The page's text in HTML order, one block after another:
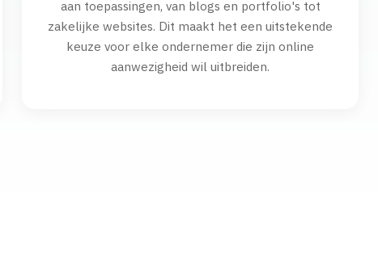
aan toepassingen, van blogs en portfolio's tot
zakelijke websites. Dit maakt het een uitstekende
keuze voor elke ondernemer die zijn online
aanwezigheid wil uitbreiden.